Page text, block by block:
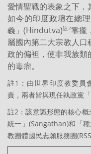
愛情聖戰的表象之下，
如今的印度政壇在總
義」(Hindutva)註2靠攏
屬國內第二大宗教人
政的偏袒，使非我族類
的毒瘤。
註1：由世界印度教委員
責，兩者皆與現任執政黨「
註2：該意識形態的核心
統一」(Sangathan)和「
教團體國民志願服務團